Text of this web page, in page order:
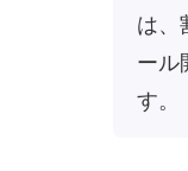
は、
ール
す。